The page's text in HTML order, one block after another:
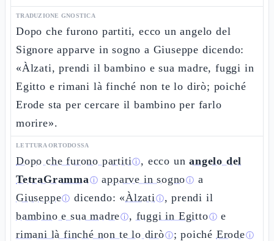
TRADUZIONE GNOSTICA
Dopo che furono partiti, ecco un angelo del
Signore apparve in sogno a Giuseppe dicendo:
«Àlzati, prendi il bambino e sua madre, fuggi in
Egitto e rimani là finché non te lo dirò; poiché
Erode sta per cercare il bambino per farlo
morire».
LETTURA ORTODOSSA
Dopo che furono partitiⓘ, ecco unangelo del
TetraGrammaⓘ apparve in sognoⓘ a
Giuseppeⓘ dicendo: «Àlzatiⓘ, prendi il
bambino e sua madreⓘ, fuggi in Egittoⓘ e
rimani là finché non te lo diròⓘ; poiché Erodeⓘ